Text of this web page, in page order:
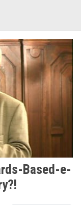
Based-e-